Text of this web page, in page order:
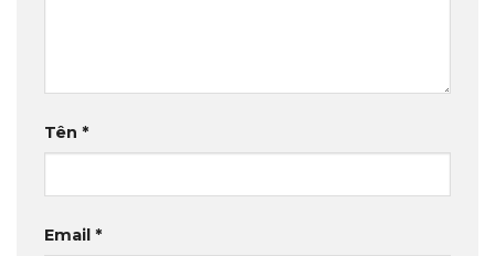
Tên *
Email *